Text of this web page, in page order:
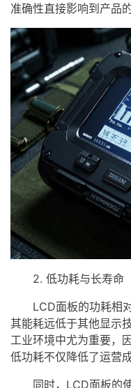
准确性直接影响到产品的
2. 低功耗与长寿命
LCD面板的功耗相对
其能耗远低于其他显示
工业环境中尤为重要，
低功耗不仅降低了运营
同时，LCD面板的使